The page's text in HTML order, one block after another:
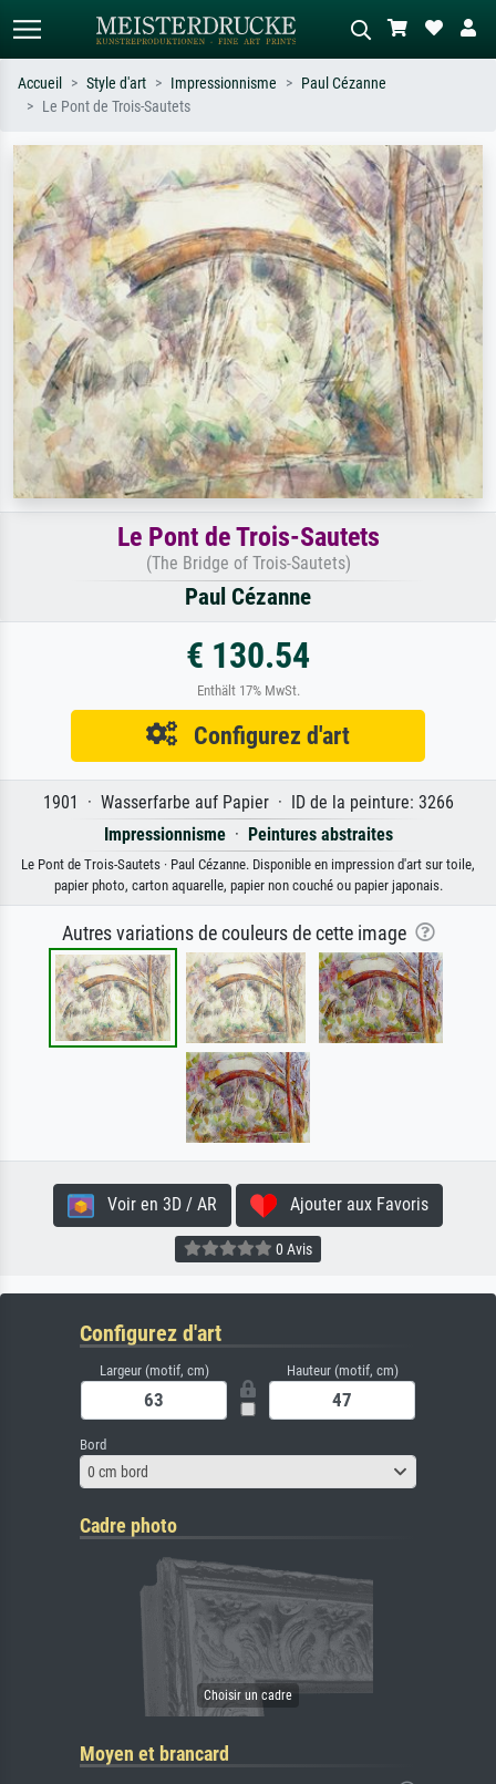
Recherchez par artiste, titre ou style –
ex. Monet, Nuit étoilée,
impressionnisme, vague de Hokusai,
nu.
Décrivez la scène – ex. prairie verte,
abstrait avec beaucoup de rouge,
tableau sombre, nu debout près d'un
arbre.
Accueil Style d'art Impressionnisme
Paul Cézanne
Le Pont de Trois-Sautets
Le Pont de Trois-Sautets
(The Bridge of Trois-Sautets)
Paul Cézanne
€ 130.54
Enthält 17% MwSt.
Configurez d'art
1901 · Wasserfarbe auf Papier · ID de la peinture: 3266
Impressionnisme· Peintures abstraites
Le Pont de Trois-Sautets · Paul Cézanne. Disponible en impression d'art sur toile,
papier photo, carton aquarelle, papier non couché ou papier japonais.
Autres variations de couleurs de cette image
Voir en 3D / AR Ajouter aux Favoris
0 Avis
Configurez d'art
Largeur (motif, cm) Hauteur (motif, cm)
Bord
0 cm bord
Cadre photo
Moyen et brancard